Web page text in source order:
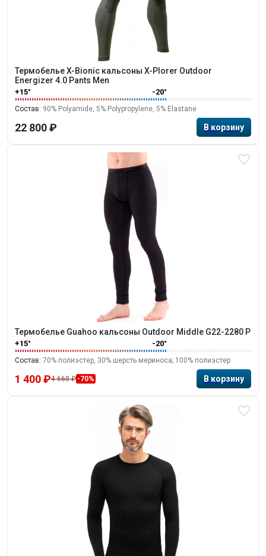
Термобелье X-Bionic кальсоны X-Plorer Outdoor
Energizer 4.0 Pants Men
+15° -20°
Состав: 90% Polyamide, 5% Polypropylene, 5% Elastane
22 800 ₽
Термобелье Guahoo кальсоны Outdoor Middle G22-2280 P
+15° -20°
Состав: 70% полиэстер, 30% шерсть мериноса; 100% полиэстер
1 400 ₽4 660 ₽ -70%